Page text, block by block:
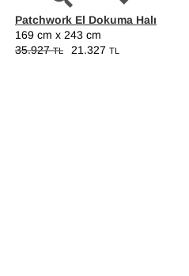
Patchwork El Dokuma Halı
169 cm x 243 cm
35.927TL 21.327 TL